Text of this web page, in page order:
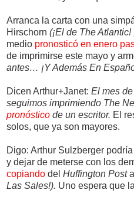
Arranca la carta con una
Hirschorn (¡El de The Atlantic!
medio pronosticó en enero
de imprimirse este mayo y
antes… ¡Y Además En
Dicen Arthur+Janet: El mes
seguimos imprimiendo The
pronóstico de un escritor. El
solos, que ya son mayores.
Digo: Arthur Sulzberger
y dejar de meterse con los
copiando del Huffington Post
Las Sales!). Uno espera que